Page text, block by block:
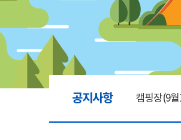
공지사항 캠핑장(9